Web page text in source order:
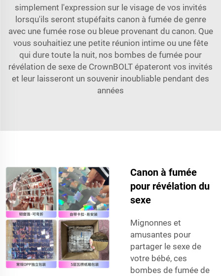
simplement l'expression sur le visage de vos invités
lorsqu'ils seront stupéfaits canon à fumée de genre
avec une fumée rose ou bleue provenant du canon. Que
vous souhaitiez une petite réunion intime ou une fête
qui dure toute la nuit, nos bombes de fumée pour
révélation de sexe de CrownBOLT épateront vos invités
et leur laisseront un souvenir inoubliable pendant des
années
Canon à fumée
pour révélation du
sexe
Mignonnes et
amusantes pour
partager le sexe de
votre bébé, ces
bombes de fumée de